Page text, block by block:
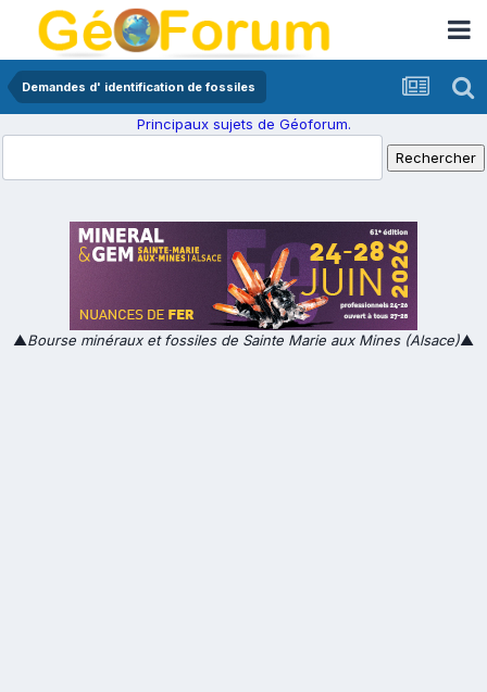
Demandes d' identification de fossiles
Principaux sujets de Géoforum.
▲Bourse minéraux et fossiles de Sainte Marie aux Mines (Alsace)▲